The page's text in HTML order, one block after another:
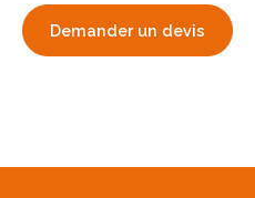
Demander un devis